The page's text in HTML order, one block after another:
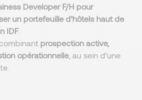
Developer F/H pour
un portefeuille d’hôtels haut de
IDF.
combinant prospection active,
opérationnelle , au sein d’une